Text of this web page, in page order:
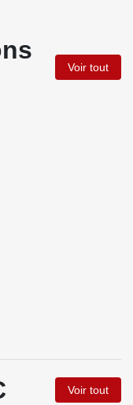
Voir tout
Voir tout